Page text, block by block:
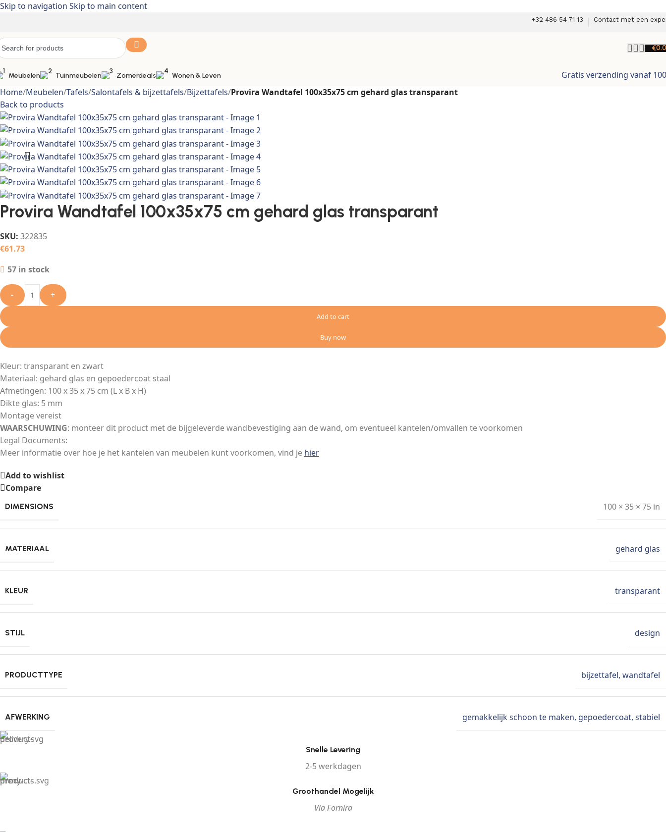
Skip to navigation Skip to main content
+32 486 54 71 13 Contact met een
€
Meubelen Tuinmeubelen Zomerdeals Wonen & Leven
Gratis verzending vanaf
Home/Meubelen/Tafels/Salontafels & bijzettafels/Bijzettafels/Provira Wandtafel 100x35x75 cm gehard glas transparant
Back to products
Provira Wandtafel 100x35x75 cm gehard glas transparant
SKU: 322835
€61.73
57 in stock
- +
Add to cart
Buy now
Kleur: transparant en zwart
Materiaal: gehard glas en gepoedercoat staal
Afmetingen: 100 x 35 x 75 cm (L x B x H)
Dikte glas: 5 mm
Montage vereist
WAARSCHUWING: monteer dit product met de bijgeleverde wandbevestiging aan de wand, om eventueel kantelen/omvallen te voorkomen
Legal Documents:
Meer informatie over hoe je het kantelen van meubelen kunt voorkomen, vind je hier
Add to wishlist
Compare
DIMENSIONS 100 × 35 × 75 in
MATERIAAL gehard glas
KLEUR transparant
STIJL design
PRODUCTTYPE bijzettafel, wandtafel
AFWERKING gemakkelijk schoon te maken, gepoedercoat, stabiel
Snelle Levering
2-5 werkdagen
Groothandel Mogelijk
Via Fornira